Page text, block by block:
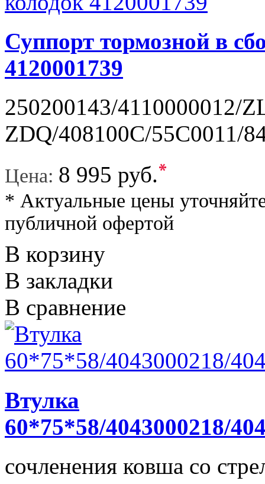
Суппорт тормозной в
4120001739
250200143/4110000012/
ZDQ/408100C/55C0011/
Цена: 8 995 руб.*
* Актуальные цены
публичной офертой
В корзину
В закладки
В сравнение
Втулка
60*75*58/4043000218/
сочленения ковша со